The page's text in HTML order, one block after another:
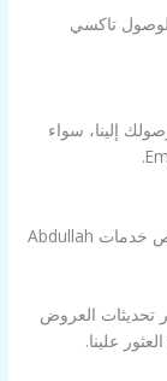
لوصول تاكسي
إلينا، سواء
، حيث تجد كل ما يخص خدمات Abdullah
تحديثات العروض
علينا.